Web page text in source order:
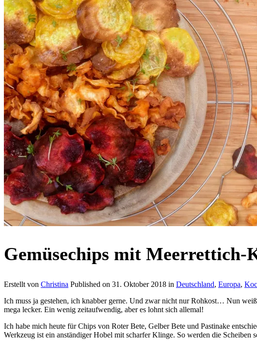
Gemüsechips mit Meerrettich-
Erstellt von Christina Published on 31. Oktober 2018 in Deutschland, Europa,
Ich muss ja gestehen, ich knabber gerne. Und zwar nicht nur Rohkost… Nun
mega lecker. Ein wenig zeitaufwendig, aber es lohnt sich allemal!
Ich habe mich heute für Chips von Roter Bete, Gelber Bete und Pastinake
Werkzeug ist ein anständiger Hobel mit scharfer Klinge. So werden die Scheiben